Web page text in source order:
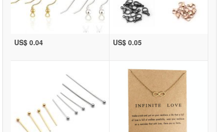
US$ 0.04 US$ 0.05